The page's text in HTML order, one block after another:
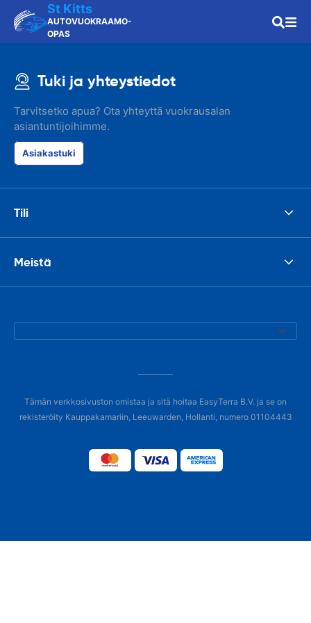
St Kitts
AUTOVUOKRAAMO-
OPAS
Tuki ja yhteystiedot
Tarvitsetko apua? Ota yhteyttä vuokrausalan
asiantuntijoihimme.
Asiakastuki
Tili
Meistä
Tämän verkkosivuston omistaa ja sitä hoitaa EasyTerra B.V. ja se on
rekisteröity Kauppakamariin, Leeuwarden, Hollanti, numero 01104443